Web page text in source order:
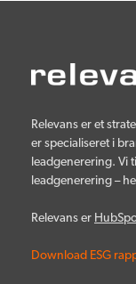
Relevans er et
er specialiseret i
leadgenerering. Vi
leadgenerering –
Relevans er
Download ESG